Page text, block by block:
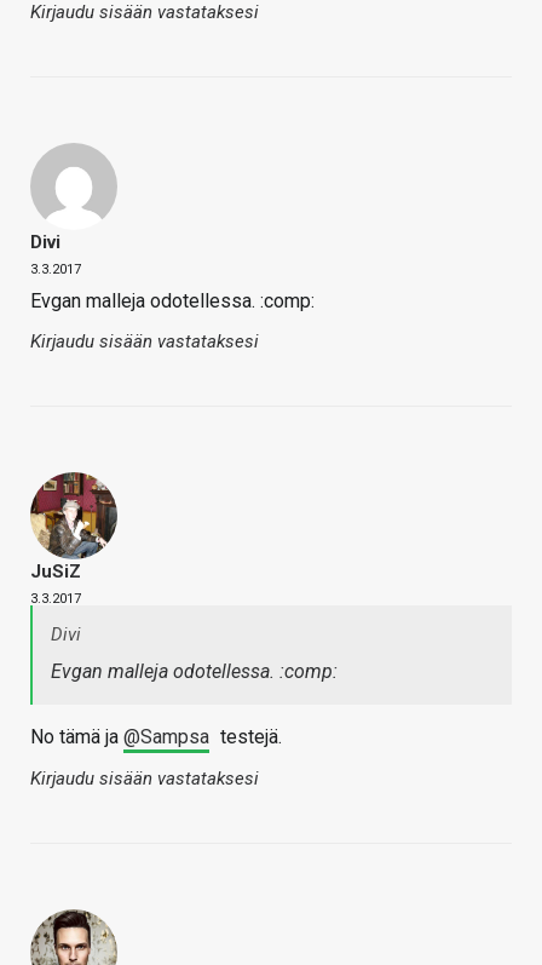
Kirjaudu sisään vastataksesi
Divi
3.3.2017
Evgan malleja odotellessa. :comp:
Kirjaudu sisään vastataksesi
JuSiZ
3.3.2017
Divi
Evgan malleja odotellessa. :comp:
No tämä ja @Sampsa testejä.
Kirjaudu sisään vastataksesi